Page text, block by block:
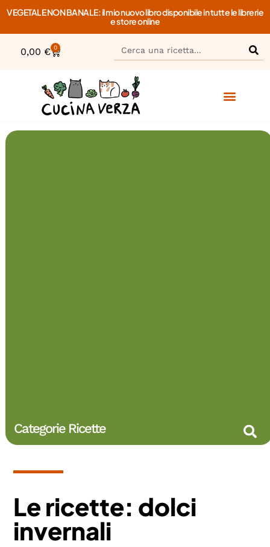
VEGETALE NON BANALE: il mio nuovo libro disponibile in tutte le librerie
e store online
0,00 € 0
Categorie Ricette
Le ricette: dolci
invernali